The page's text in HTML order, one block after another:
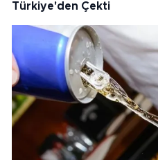
Türkiye'den Çekti